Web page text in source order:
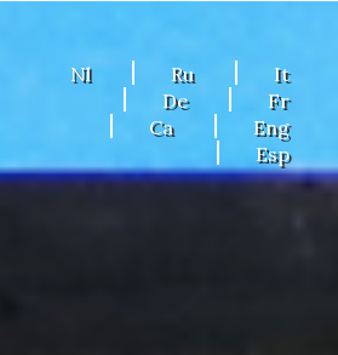
Nl Ru
It
De
Fr
Ca
Eng
Esp